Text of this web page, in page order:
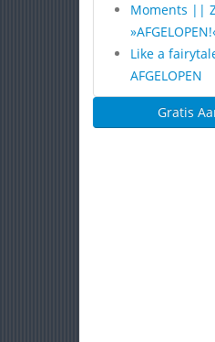
Moments ||
Like a
AFGELOPEN
Gratis